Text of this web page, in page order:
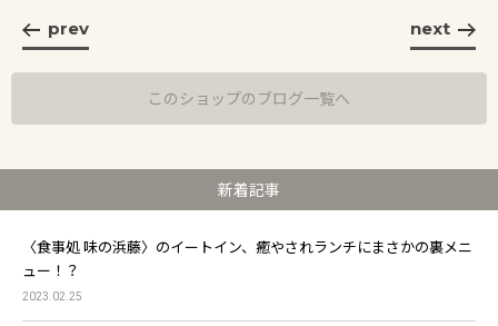
prev next
このショップのブログ一覧へ
新着記事
〈食事処 味の浜藤〉のイートイン、癒やされランチにまさかの裏メニ
ュー！？
2023.02.25